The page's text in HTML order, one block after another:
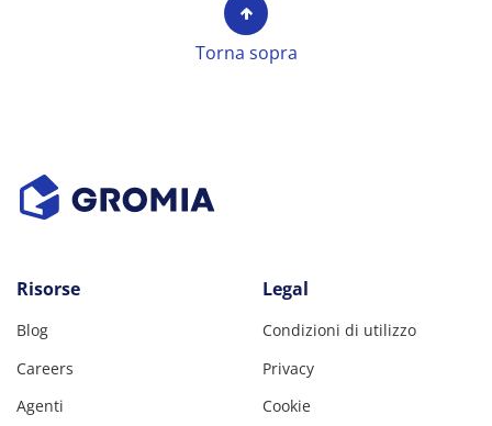
Torna sopra
Risorse
Blog
Careers
Agenti
Legal
Condizioni di utilizzo
Privacy
Cookie